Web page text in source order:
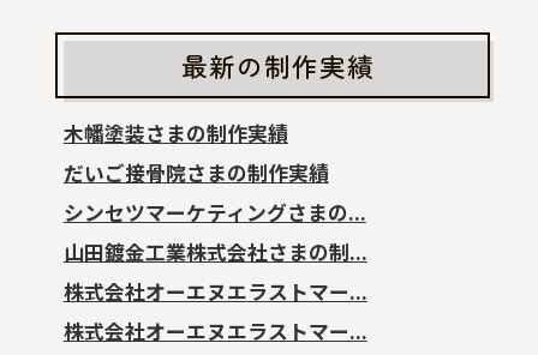
最新の制作実績
木幡塗装さまの制作実績
だいご接骨院さまの制作実績
シンセツマーケティングさまの...
山田鍍金工業株式会社さまの制...
株式会社オーエヌエラストマー...
株式会社オーエヌエラストマー...